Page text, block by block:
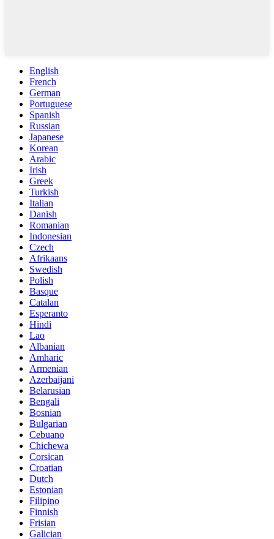
English
French
German
Portuguese
Spanish
Russian
Japanese
Korean
Arabic
Irish
Greek
Turkish
Italian
Danish
Romanian
Indonesian
Czech
Afrikaans
Swedish
Polish
Basque
Catalan
Esperanto
Hindi
Lao
Albanian
Amharic
Armenian
Azerbaijani
Belarusian
Bengali
Bosnian
Bulgarian
Cebuano
Chichewa
Corsican
Croatian
Dutch
Estonian
Filipino
Finnish
Frisian
Galician